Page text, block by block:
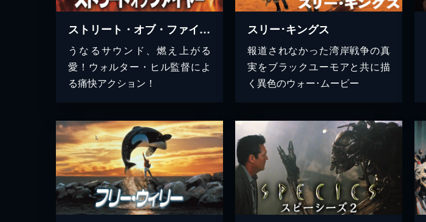
ストリート・オブ・ファイヤー
うなるサウンド、燃え上がる
愛！ウォルター・ヒル監督によ
る痛快アクション！
スリー･キングス
報道されなかった湾岸戦争の真
実をブラックユーモアと共に描
く異色のウォー･ムービー